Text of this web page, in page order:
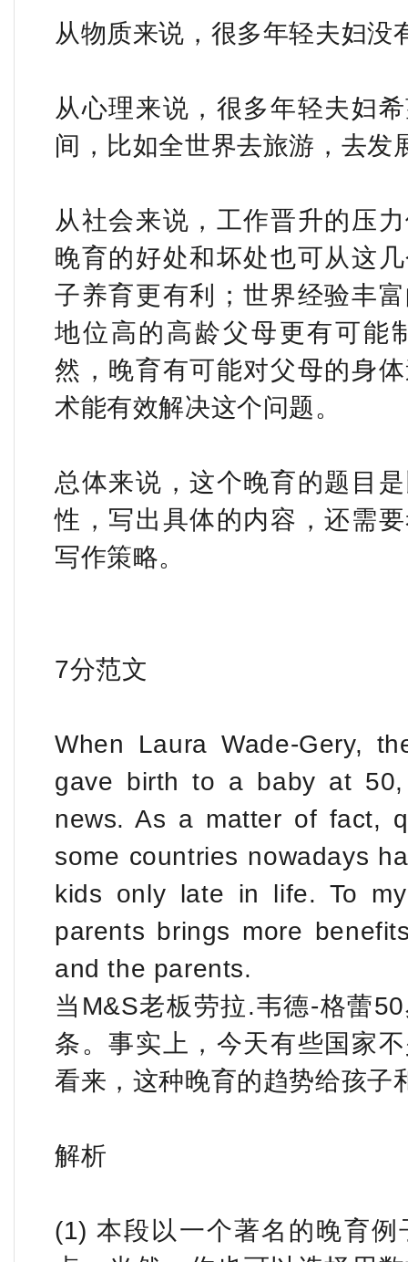
从物质来说，很多年轻夫妇没
从心理来说，很多年轻夫妇
间，比如全世界去旅游，去发
从社会来说，工作晋升的压
晚育的好处和坏处也可从这
子养育更有利；世界经验丰
地位高的高龄父母更有可能
然，晚育有可能对父母的身
术能有效解决这个问题。
总体来说，这个晚育的题目
性，写出具体的内容，还需
写作策略。
7分范文
When Laura Wade-Gery,
gave birth to a baby at 50,
news. As a matter of fact,
some countries nowadays
kids only late in life. To
parents brings more
and the parents.
当M&S老板劳拉.韦德-格蕾
条。事实上，今天有些国家
看来，这种晚育的趋势给孩子
解析
(1) 本段以一个著名的晚育